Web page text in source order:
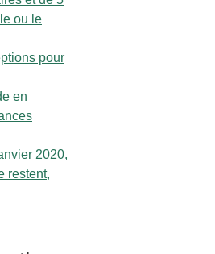
ou le
pour
en
2020,
restent,